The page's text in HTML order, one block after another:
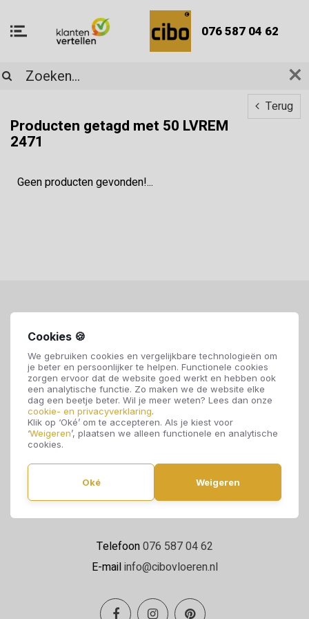
Cookies 🍪
We gebruiken cookies en vergelijkbare technologieën om
je beter en persoonlijker te helpen. Functionele cookies
zorgen ervoor dat de website goed werkt en hebben ook
een analytische functie. Zo maken we de website elke
dag een beetje beter. Wil je meer weten? Lees dan onze
cookie- en privacyverklaring.
Klik op ‘Oké’ om te accepteren. Als je kiest voor
‘Weigeren’, plaatsen we alleen functionele en analytische
cookies.
Oké Weigeren
076 587 04 62
Terug
Producten getagd met 50 LVREM
2471
Geen producten gevonden!...
Cibo Vloeren
4814 NE Breda
Maandag t/m zaterdag 09:00 - 17:00
Telefoon076 587 04 62
E-mailinfo@cibovloeren.nl